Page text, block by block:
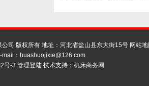
司 版权所有 地址：河北省盐山县东大街15号 网站
： huashuojixie@126.com
号-3 管理登陆 技术支持： 机床商务网